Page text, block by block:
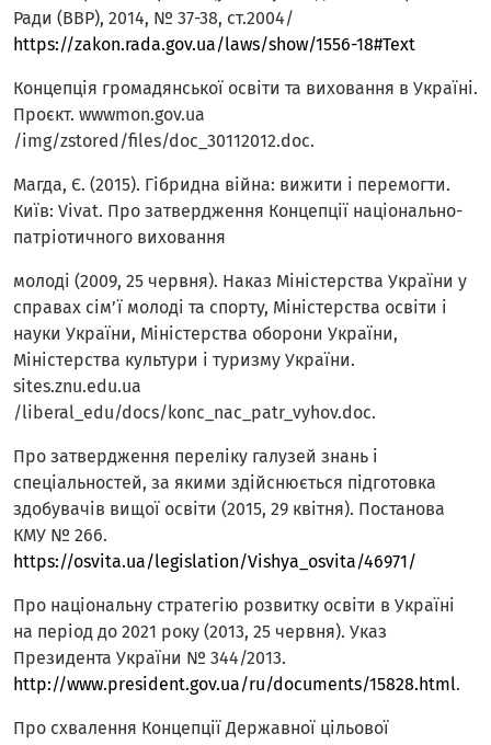
Ради (ВВР), 2014, № 37-38, ст.2004/
https://zakon.rada.gov.ua/laws/show/1556-18#Text
Концепція громадянської освіти та виховання в Україні.
Прoєкт. wwwmon.gov.ua
/img/zstored/files/doc_30112012.doc.
Магда, Є. (2015). Гібридна війна: вижити і перемогти.
Київ: Vivat. Про затвердження Концепції національно-
патріотичного виховання
молоді (2009, 25 червня). Наказ Міністерства України у
справах сім’ї молоді та спорту, Міністерства освіти і
науки України, Міністерства оборони України,
Міністерства культури і туризму України.
sites.znu.edu.ua
/liberal_edu/docs/konc_nac_patr_vyhov.doc.
Про затвердження переліку галузей знань і
спеціальностей, за якими здійснюється підготовка
здобувачів вищої освіти (2015, 29 квітня). Постанова
КМУ № 266.
https://osvita.ua/legislation/Vishya_osvita/46971/
Про національну стратегію розвитку освіти в Україні
на період до 2021 року (2013, 25 червня). Указ
Президента України № 344/2013.
http://www.president.gov.ua/ru/documents/15828.html.
Про схвалення Концепції Державної цільової